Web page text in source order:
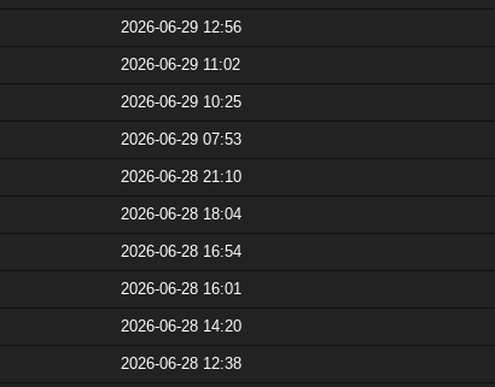
2026-06-29 12:56
2026-06-29 11:02
2026-06-29 10:25
2026-06-29 07:53
2026-06-28 21:10
2026-06-28 18:04
2026-06-28 16:54
2026-06-28 16:01
2026-06-28 14:20
2026-06-28 12:38